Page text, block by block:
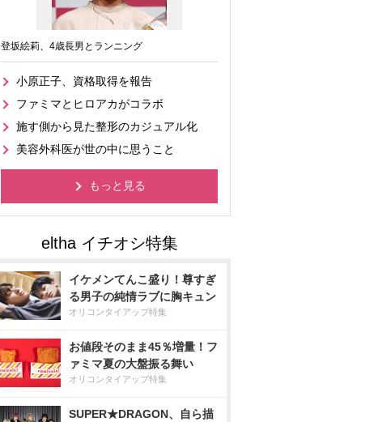
登坂絵莉、4歳長男とランニング
小原正子、資格取得を報告
ファミマとヒロアカがコラボ
施す側から見た整形のカジュアル化
美容外科医が世の中に思うこと
もっと見る
イケメンてんこ盛り！尊すぎ
る男子の純情ラブに胸キュン
オリコンタイアップ特集
お値段そのまま45％増量！フ
ァミマ夏の大盤振る舞い
オリコンタイアップ特集
SUPER★DRAGON、自ら描